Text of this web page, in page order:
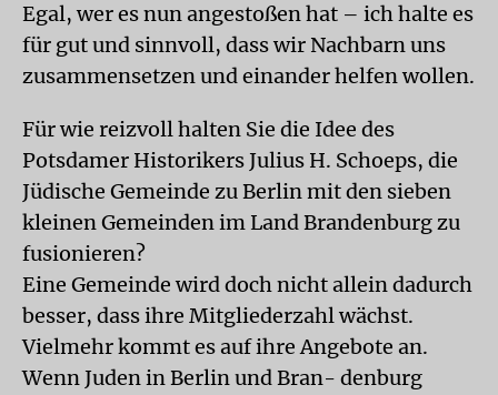
Egal, wer es nun angestoßen hat – ich halte es
für gut und sinnvoll, dass wir Nachbarn uns
zusammensetzen und einander helfen wollen.
Für wie reizvoll halten Sie die Idee des
Potsdamer Historikers Julius H. Schoeps, die
Jüdische Gemeinde zu Berlin mit den sieben
kleinen Gemeinden im Land Brandenburg zu
fusionieren?
Eine Gemeinde wird doch nicht allein dadurch
besser, dass ihre Mitgliederzahl wächst.
Vielmehr kommt es auf ihre Angebote an.
Wenn Juden in Berlin und Bran- denburg